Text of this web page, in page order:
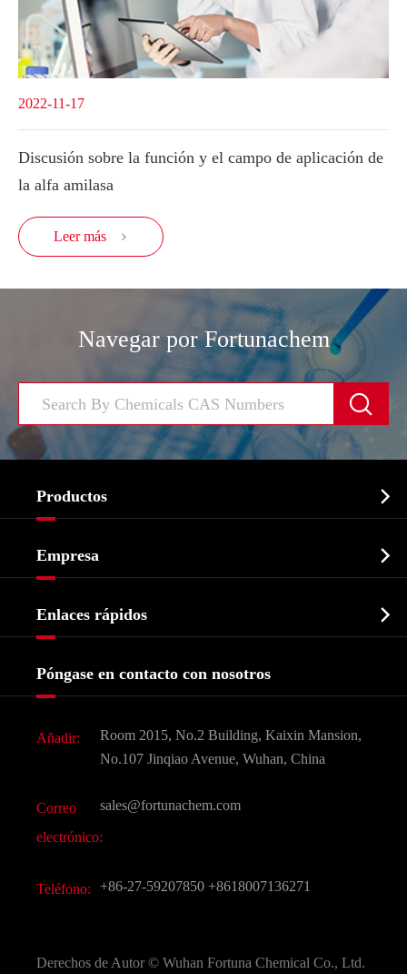
2022-11-17
Discusión sobre la función y el campo de aplicación de
la alfa amilasa
Leer más 
Navegar por Fortunachem

Productos 
Bioquímico
Agroquímicos e intermedios
Ingredientes Cosméticos
Sabores y fragancias
CAS químico
Todos los productos químicos finos
Empresa 
Historia de la empresa
Enlaces rápidos 
Preguntas frecuentes (FAQ)
Póngase en contacto con nosotros
Añadir:
Room 2015, No.2 Building, Kaixin Mansion,
No.107 Jinqiao Avenue, Wuhan, China
Correo
electrónico:
sales@fortunachem.com
Teléfono: +86-27-59207850 +8618007136271
Derechos de Autor © Wuhan Fortuna Chemical Co., Ltd.